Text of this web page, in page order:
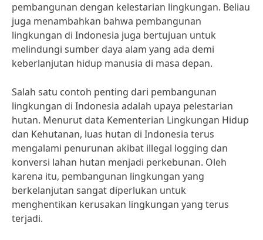
pembangunan dengan kelestarian lingkungan. Beliau
juga menambahkan bahwa pembangunan
lingkungan di Indonesia juga bertujuan untuk
melindungi sumber daya alam yang ada demi
keberlanjutan hidup manusia di masa depan.
Salah satu contoh penting dari pembangunan
lingkungan di Indonesia adalah upaya pelestarian
hutan. Menurut data Kementerian Lingkungan Hidup
dan Kehutanan, luas hutan di Indonesia terus
mengalami penurunan akibat illegal logging dan
konversi lahan hutan menjadi perkebunan. Oleh
karena itu, pembangunan lingkungan yang
berkelanjutan sangat diperlukan untuk
menghentikan kerusakan lingkungan yang terus
terjadi.